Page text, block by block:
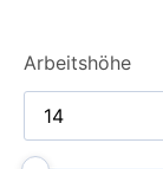
Arbeitshöhe